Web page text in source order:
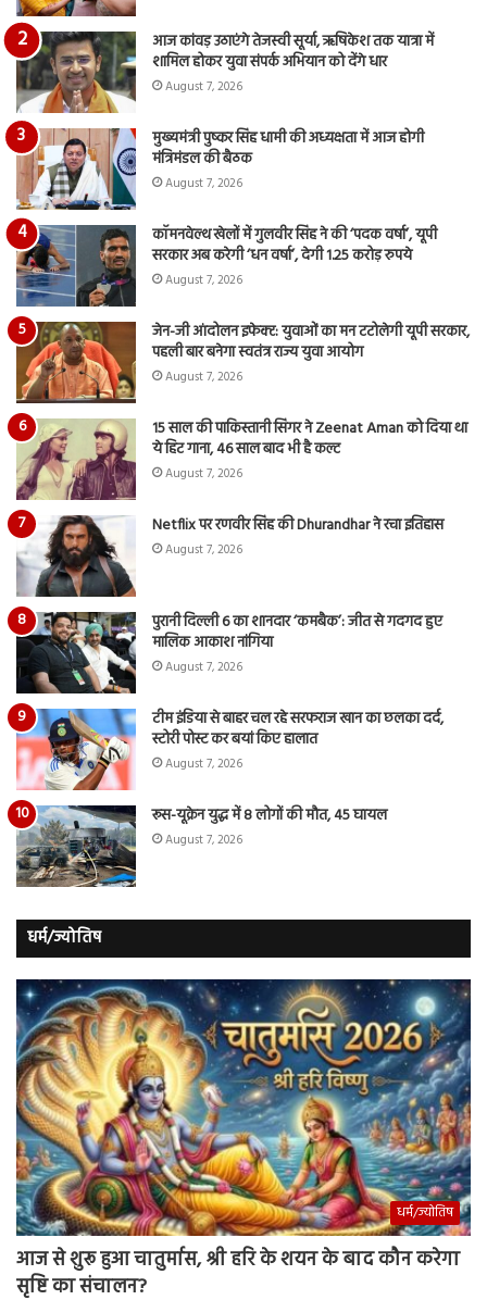
आज कांवड़ उठाएंगे तेजस्वी सूर्या, ऋषिकेश तक यात्रा में
शामिल होकर युवा संपर्क अभियान को देंगे धार
August 7, 2026
मुख्यमंत्री पुष्कर सिंह धामी की अध्यक्षता में आज होगी
मंत्रिमंडल की बैठक
August 7, 2026
कॉमनवेल्थ खेलों में गुलवीर सिंह ने की ‘पदक वर्षा’, यूपी
सरकार अब करेगी ‘धन वर्षा’, देगी 1.25 करोड़ रुपये
August 7, 2026
जेन-जी आंदोलन इफेक्ट: युवाओं का मन टटोलेगी यूपी सरकार,
पहली बार बनेगा स्वतंत्र राज्य युवा आयोग
August 7, 2026
15 साल की पाकिस्तानी सिंगर ने Zeenat Aman को दिया था
ये हिट गाना, 46 साल बाद भी है कल्ट
August 7, 2026
Netflix पर रणवीर सिंह की Dhurandhar ने रचा इतिहास
August 7, 2026
पुरानी दिल्ली 6 का शानदार ‘कमबैक’: जीत से गदगद हुए
मालिक आकाश नांगिया
August 7, 2026
टीम इंडिया से बाहर चल रहे सरफराज खान का छलका दर्द,
स्टोरी पोस्ट कर बयां किए हालात
August 7, 2026
रूस-यूक्रेन युद्ध में 8 लोगों की मौत, 45 घायल
August 7, 2026
धर्म/ज्योतिष
धर्म/ज्योतिष
आज से शुरू हुआ चातुर्मास, श्री हरि के शयन के बाद कौन करेगा
सृष्टि का संचालन?